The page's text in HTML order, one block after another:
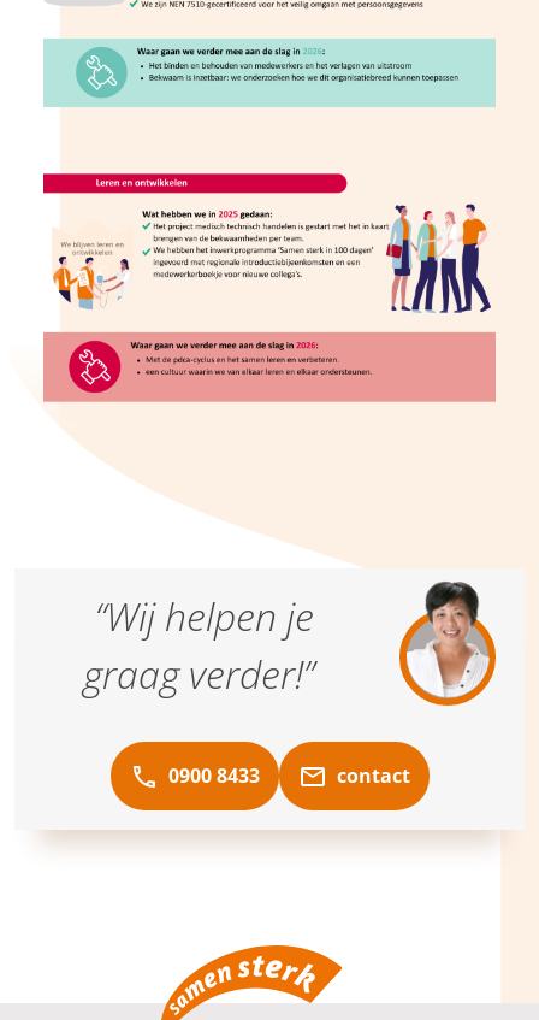
“Wij helpen je
graag verder!”
0900 8433 contact